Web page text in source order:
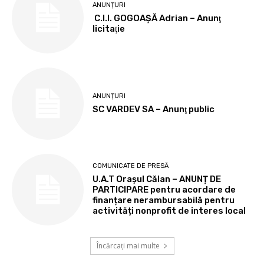
ANUNȚURI
C.I.I. GOGOAŞĂ Adrian – Anunţ
licitaţie
ANUNȚURI
SC VARDEV SA – Anunţ public
COMUNICATE DE PRESĂ
U.A.T Orașul Călan – ANUNȚ DE
PARTICIPARE pentru acordare de
finanțare nerambursabilă pentru
activități nonprofit de interes local
Încărcați mai multe